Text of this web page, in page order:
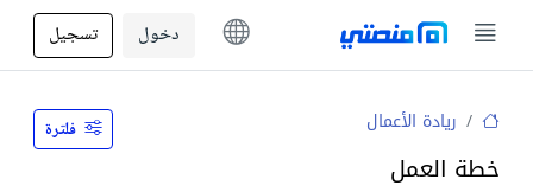
دخول تسجيل
فلترة ريادة الأعمال
خطة العمل